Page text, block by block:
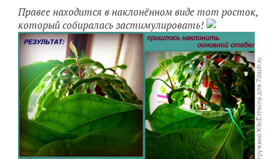
Правее находится в наклонённом виде тот росток,
который собиралась застимулировать!